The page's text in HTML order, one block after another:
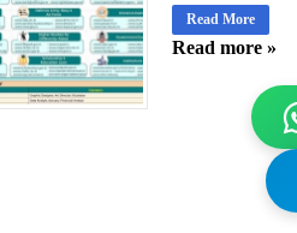
Read More
Read more »